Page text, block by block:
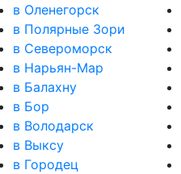
в Оленегорск
в Полярные Зори
в Североморск
в Нарьян-Мар
в Балахну
в Бор
в Володарск
в Выксу
в Городец